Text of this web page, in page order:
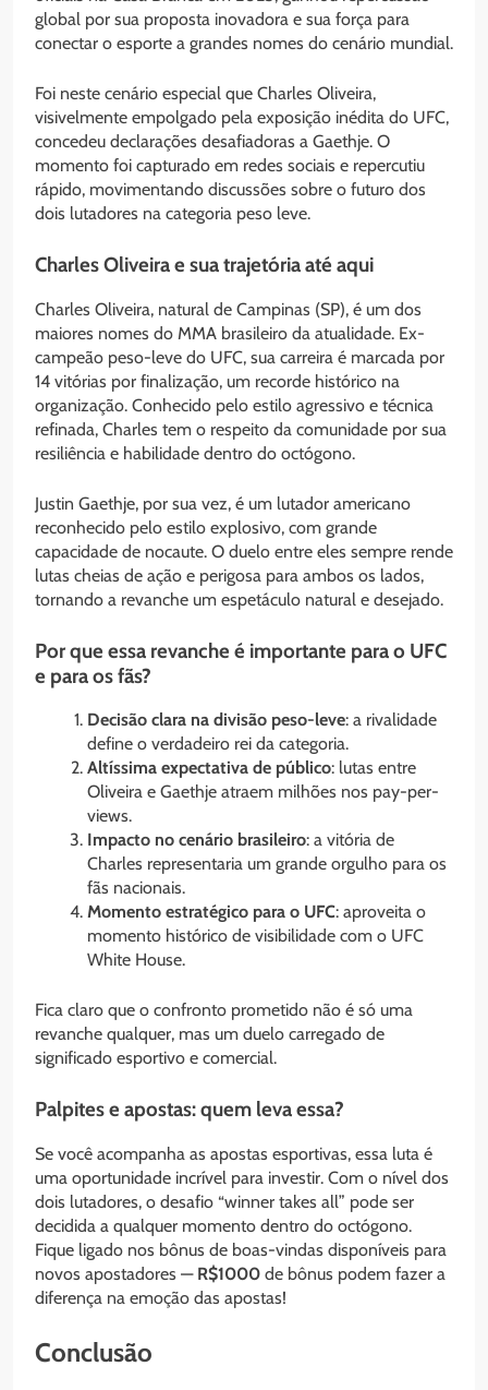
global por sua proposta inovadora e sua força para
conectar o esporte a grandes nomes do cenário mundial.
Foi neste cenário especial que Charles Oliveira,
visivelmente empolgado pela exposição inédita do UFC,
concedeu declarações desafiadoras a Gaethje. O
momento foi capturado em redes sociais e repercutiu
rápido, movimentando discussões sobre o futuro dos
dois lutadores na categoria peso leve.
Charles Oliveira e sua trajetória até aqui
Charles Oliveira, natural de Campinas (SP), é um dos
maiores nomes do MMA brasileiro da atualidade. Ex-
campeão peso-leve do UFC, sua carreira é marcada por
14 vitórias por finalização, um recorde histórico na
organização. Conhecido pelo estilo agressivo e técnica
refinada, Charles tem o respeito da comunidade por sua
resiliência e habilidade dentro do octógono.
Justin Gaethje, por sua vez, é um lutador americano
reconhecido pelo estilo explosivo, com grande
capacidade de nocaute. O duelo entre eles sempre rende
lutas cheias de ação e perigosa para ambos os lados,
tornando a revanche um espetáculo natural e desejado.
Por que essa revanche é importante para o UFC
e para os fãs?
Decisão clara na divisão peso-leve: a rivalidade
define o verdadeiro rei da categoria.
Altíssima expectativa de público: lutas entre
Oliveira e Gaethje atraem milhões nos pay-per-
views.
Impacto no cenário brasileiro: a vitória de
Charles representaria um grande orgulho para os
fãs nacionais.
Momento estratégico para o UFC: aproveita o
momento histórico de visibilidade com o UFC
White House.
Fica claro que o confronto prometido não é só uma
revanche qualquer, mas um duelo carregado de
significado esportivo e comercial.
Palpites e apostas: quem leva essa?
Se você acompanha as apostas esportivas, essa luta é
uma oportunidade incrível para investir. Com o nível dos
dois lutadores, o desafio “winner takes all” pode ser
decidida a qualquer momento dentro do octógono.
Fique ligado nos bônus de boas-vindas disponíveis para
novos apostadores — R$1000 de bônus podem fazer a
diferença na emoção das apostas!
Conclusão